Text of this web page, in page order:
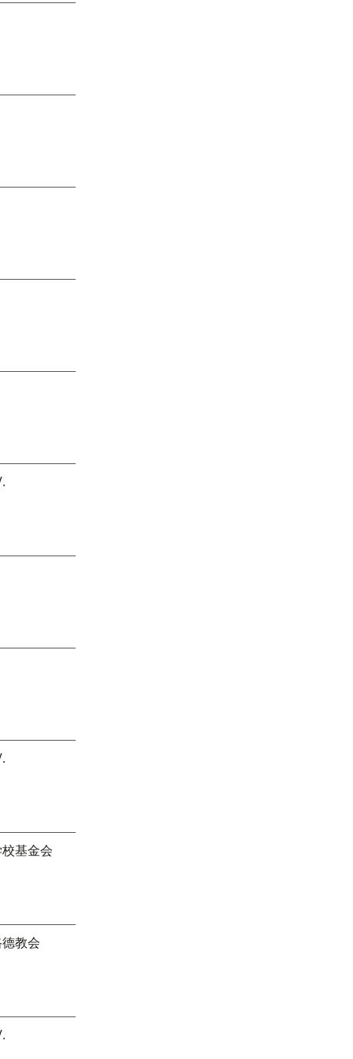
基金会
教会